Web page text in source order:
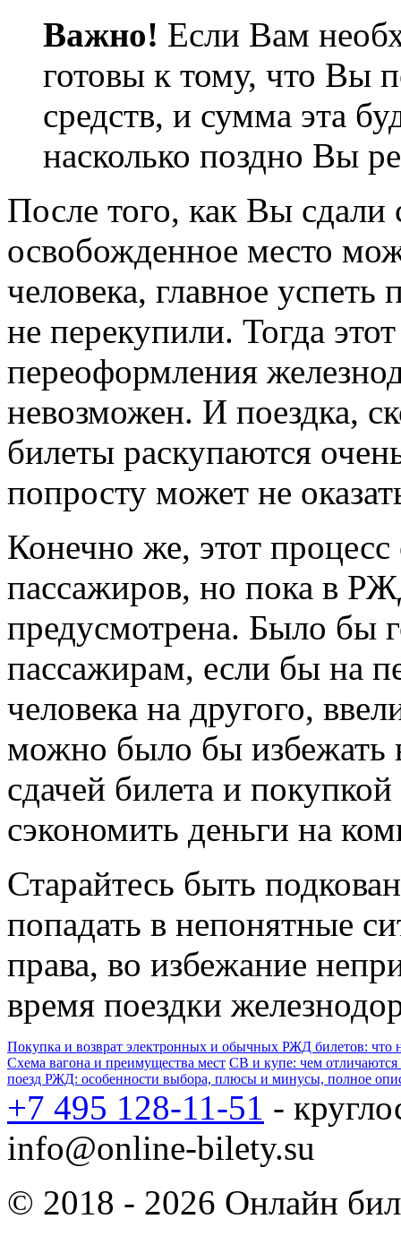
Важно! Если Вам
готовы к тому, что Вы
средств, и сумма эта
насколько поздно Вы
После того, как Вы сдали
освобожденное место
человека, главное успеть
не перекупили. Тогда
переоформления
невозможен. И поездка,
билеты раскупаются
попросту может не
Конечно же, этот
пассажиров, но пока в
предусмотрена. Было бы
пассажирам, если бы на
человека на другого,
можно было бы избежать
сдачей билета и
сэкономить деньги на
Старайтесь быть
попадать в непонятные
права, во избежание
время поездки
Покупка и возврат электронных и обычных РЖД билетов: что
Схема вагона и преимущества мест СВ и купе: чем
поезд РЖД: особенности выбора, плюсы и минусы, полное
+7 495 128-11-51 -
info@online-bilety.su
© 2018 - 2026 Онлайн